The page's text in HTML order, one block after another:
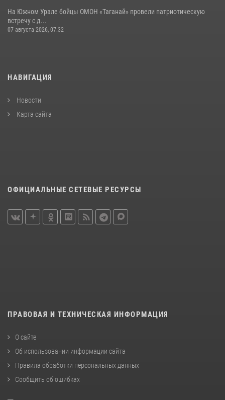
На Южном Урале бойцы ОМОН «Таганай» провели патриотическую
встречу с д...
07 августа 2026, 07:32
НАВИГАЦИЯ
Новости
Карта сайта
ОФИЦИАЛЬНЫЕ СЕТЕВЫЕ РЕСУРСЫ
ПРАВОВАЯ И ТЕХНИЧЕСКАЯ ИНФОРМАЦИЯ
О сайте
Об использовании информации сайта
Правила обработки персональных данных
Сообщить об ошибках